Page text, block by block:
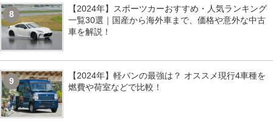
8
【2024年】スポーツカーおすすめ・人気ランキング
一覧30選｜国産から海外車まで、価格や意外な中古
車を解説！
9
【2024年】軽バンの最強は？ オススメ現行4車種を
燃費や荷室などで比較！